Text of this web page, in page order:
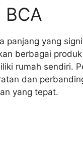
BCA
panjang yang
berbagai
rumah sendiri.
dan
yang tepat.